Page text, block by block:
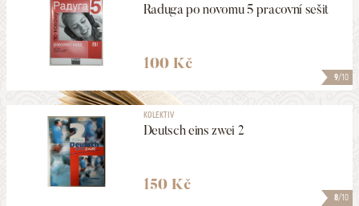
9/10
Raduga po novomu 5 pracovní sešit
100 Kč
8/10
KOLEKTIV
Deutsch eins zwei 2
150 Kč